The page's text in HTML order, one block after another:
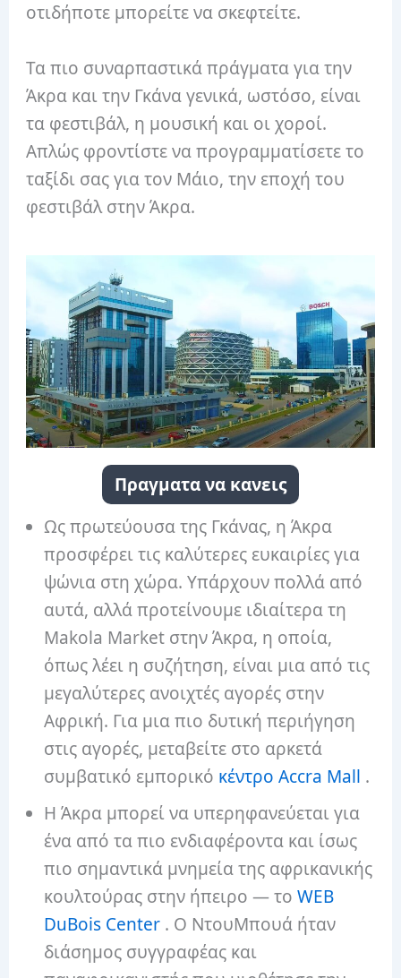
οτιδήποτε μπορείτε να σκεφτείτε.
Τα πιο συναρπαστικά πράγματα για την
Άκρα και την Γκάνα γενικά, ωστόσο, είναι
τα φεστιβάλ, η μουσική και οι χοροί.
Απλώς φροντίστε να προγραμματίσετε το
ταξίδι σας για τον Μάιο, την εποχή του
φεστιβάλ στην Άκρα.
Πραγματα να κανεις
Ως πρωτεύουσα της Γκάνας, η Άκρα
προσφέρει τις καλύτερες ευκαιρίες για
ψώνια στη χώρα. Υπάρχουν πολλά από
αυτά, αλλά προτείνουμε ιδιαίτερα τη
Makola Market στην Άκρα, η οποία,
όπως λέει η συζήτηση, είναι μια από τις
μεγαλύτερες ανοιχτές αγορές στην
Αφρική. Για μια πιο δυτική περιήγηση
στις αγορές, μεταβείτε στο αρκετά
συμβατικό εμπορικό κέντρο Accra Mall .
Η Άκρα μπορεί να υπερηφανεύεται για
ένα από τα πιο ενδιαφέροντα και ίσως
πιο σημαντικά μνημεία της αφρικανικής
κουλτούρας στην ήπειρο — τοWEB
DuBois Center . Ο ΝτουΜπουά ήταν
διάσημος συγγραφέας και